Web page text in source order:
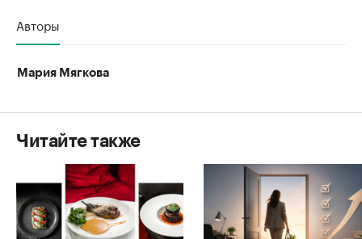
Авторы
Мария Мягкова
Читайте также